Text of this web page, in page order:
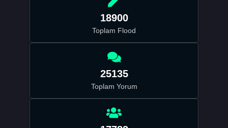
18900
Toplam Flood
25135
Toplam Yorum